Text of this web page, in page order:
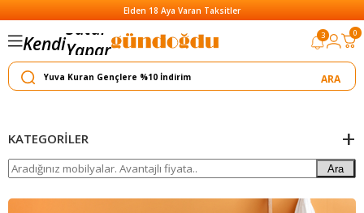
Elden 18 Aya Varan Taksitler
Kendi
Satar
Yapar
3 0
KATEGORILER
Ara